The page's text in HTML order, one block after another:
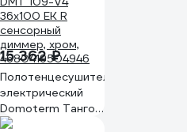
4680419505066
15 362 ₽
Полотенцесушитель
электрический
Domoterm Танго
DMT 109-V4